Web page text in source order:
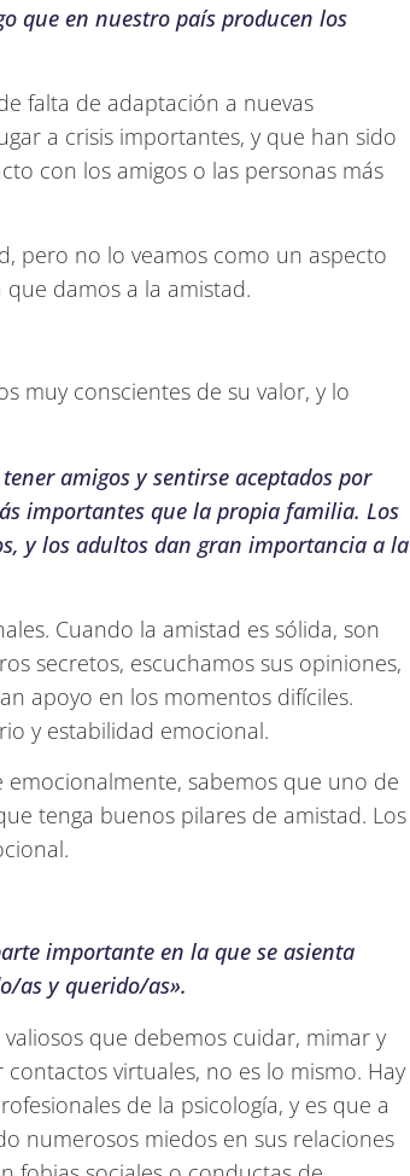
que en nuestro país producen los
falta de adaptación a nuevas
a crisis importantes, y que han sido
con los amigos o las personas más
pero no lo veamos como un aspecto
damos a la amistad.
muy conscientes de su valor, y lo
amigos y sentirse aceptados por
importantes que la propia familia. Los
y los adultos dan gran importancia a la
Cuando la amistad es sólida, son
secretos, escuchamos sus opiniones,
apoyo en los momentos difíciles.
y estabilidad emocional.
sabemos que uno de
tenga buenos pilares de amistad. Los
importante en la que se asienta
as y querido/as».
que debemos cuidar, mimar y
virtuales, no es lo mismo. Hay
de la psicología, y es que a
numerosos miedos en sus relaciones